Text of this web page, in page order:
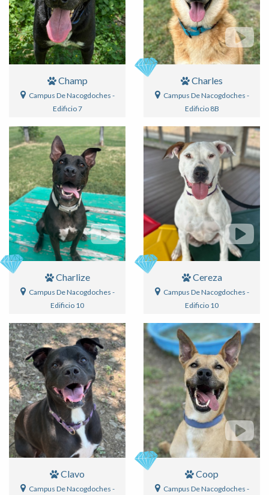
Champ
Campus De Nacogdoches -
Edificio 7
Charles
Campus De Nacogdoches -
Edificio 8B
Charlize
Campus De Nacogdoches -
Edificio 10
Cereza
Campus De Nacogdoches -
Edificio 10
Clavo
Campus De Nacogdoches -
Coop
Campus De Nacogdoches -